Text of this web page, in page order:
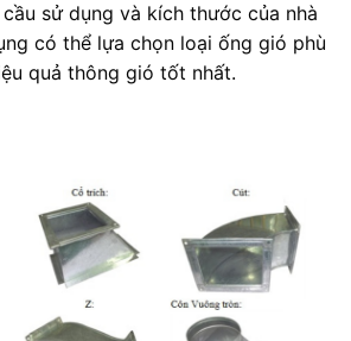
sử dụng và kích thước của nhà
có thể lựa chọn loại ống gió phù
quả thông gió tốt nhất.